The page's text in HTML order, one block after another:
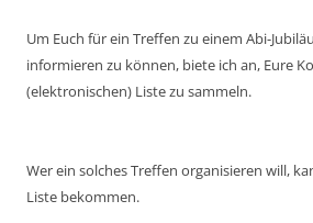
Um Euch für ein Treffen zu einem Abi-
informieren zu können, biete ich an, Eure
(elektronischen) Liste zu sammeln.
Wer ein solches Treffen organisieren will,
Liste bekommen.